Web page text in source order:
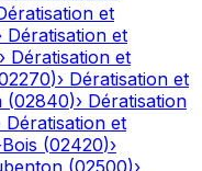
et
Dératisation et
› Dératisation et
)› Dératisation et
(02840)› Dératisation
Dératisation et
(02420)›